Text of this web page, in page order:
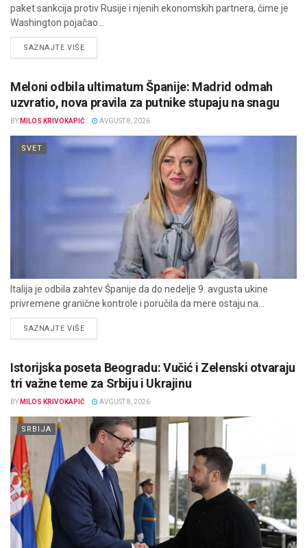
paket sankcija protiv Rusije i njenih ekonomskih partnera, čime je
Washington pojačao...
SAZNAJTE VIŠEDETAILS
Meloni odbila ultimatum Španije: Madrid odmah
uzvratio, nova pravila za putnike stupaju na snagu
BY MILOS KRIVOKAPIĆ AVGUST 8, 2026
SVET
Italija je odbila zahtev Španije da do nedelje 9. avgusta ukine
privremene granične kontrole i poručila da mere ostaju na...
SAZNAJTE VIŠEDETAILS
Istorijska poseta Beogradu: Vučić i Zelenski otvaraju
tri važne teme za Srbiju i Ukrajinu
BY MILOS KRIVOKAPIĆ AVGUST 8, 2026
SRBIJA